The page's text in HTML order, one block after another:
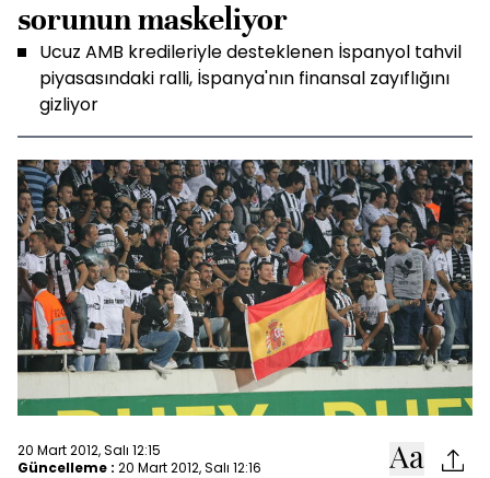
sorunun maskeliyor
Ucuz AMB kredileriyle desteklenen İspanyol tahvil
piyasasındaki ralli, İspanya'nın finansal zayıflığını
gizliyor
20 Mart 2012, Salı 12:15
Güncelleme : 20 Mart 2012, Salı 12:16